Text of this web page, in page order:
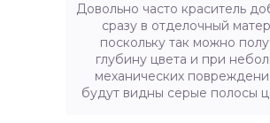
Довольно часто краситель
сразу в отделочный
поскольку так можно
глубину цвета и при
механических
будут видны серые полосы